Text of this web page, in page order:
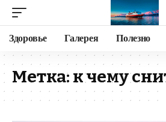
Здоровье Галерея Полезно
Метка: к чему